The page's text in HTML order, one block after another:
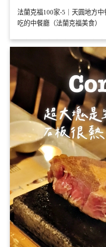
法蘭克福100家-5｜天圓地方
吃的中餐廳（法蘭克福美食）